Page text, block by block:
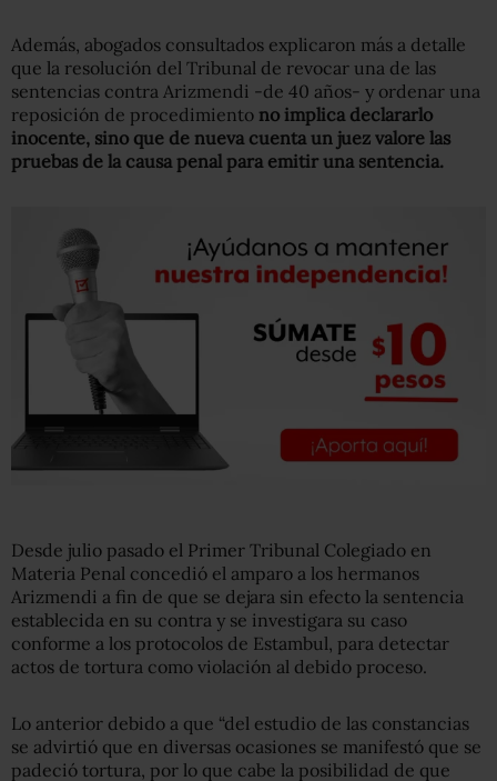
Además, abogados consultados explicaron más a detalle
que la resolución del Tribunal de revocar una de las
sentencias contra Arizmendi -de 40 años- y ordenar una
reposición de procedimiento no implica declararlo
inocente, sino que de nueva cuenta un juez valore las
pruebas de la causa penal para emitir una sentencia.
Desde julio pasado el Primer Tribunal Colegiado en
Materia Penal concedió el amparo a los hermanos
Arizmendi a fin de que se dejara sin efecto la sentencia
establecida en su contra y se investigara su caso
conforme a los protocolos de Estambul, para detectar
actos de tortura como violación al debido proceso.
Lo anterior debido a que “del estudio de las constancias
se advirtió que en diversas ocasiones se manifestó que se
padeció tortura, por lo que cabe la posibilidad de que